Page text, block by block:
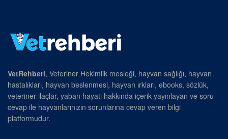
VetRehberi, Veteriner Hekimlik mesleği, hayvan sağlığı, hayvan
hastalıkları, hayvan beslenmesi, hayvan ırkları, ebooks, sözlük,
veteriner ilaçlar, yaban hayatı hakkında içerik yayınlayan ve soru-
cevap ile hayvanlarınızın sorunlarına cevap veren bilgi
platformudur.